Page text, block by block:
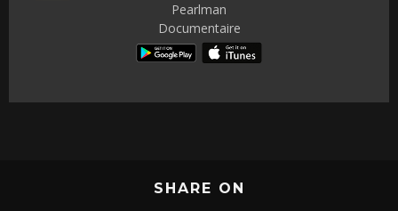
Pearlman
Documentaire
SHARE ON